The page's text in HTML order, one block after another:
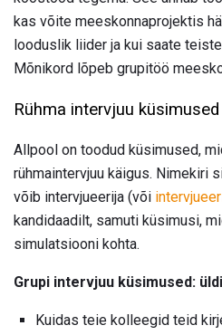
kas võite meeskonnaprojektis
looduslik liider ja kui saate
Mõnikord lõpeb grupitöö
Rühma intervjuu küsimused
Allpool on toodud küsimused,
rühmaintervjuu käigus. Nimekiri
võib intervjueerija (või
kandidaadilt, samuti küsimusi,
simulatsiooni kohta.
Grupi intervjuu küsimused:
Kuidas teie kolleegid teid